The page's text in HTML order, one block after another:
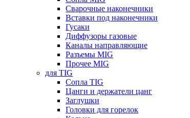
Сварочные наконечники
Вставки под наконечники
Гусаки
Диффузоры газовые
Каналы направляющие
Разъемы MIG
Прочее MIG
для TIG
Сопла TIG
Цанги и держатели цанг
Заглушки
Головки для горелок